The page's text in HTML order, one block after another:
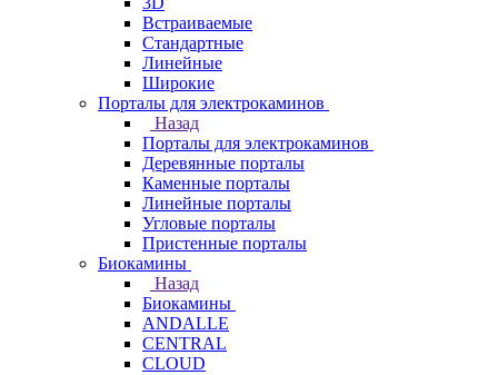
Встраиваемые
Стандартные
Линейные
Широкие
Порталы для электрокаминов
Назад
Порталы для электрокаминов
Деревянные порталы
Каменные порталы
Линейные порталы
Угловые порталы
Пристенные порталы
Биокамины
Назад
Биокамины
ANDALLE
CENTRAL
CLOUD